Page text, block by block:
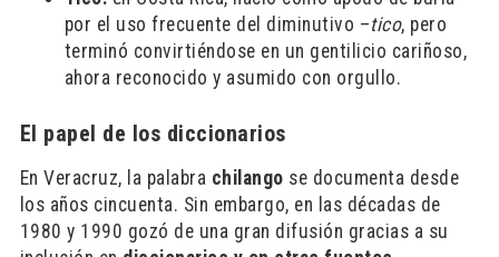
por el uso frecuente del diminutivo –tico, pero
terminó convirtiéndose en un gentilicio cariñoso,
ahora reconocido y asumido con orgullo.
El papel de los diccionarios
En Veracruz, la palabra chilango se documenta desde
los años cincuenta. Sin embargo, en las décadas de
1980 y 1990 gozó de una gran difusión gracias a su